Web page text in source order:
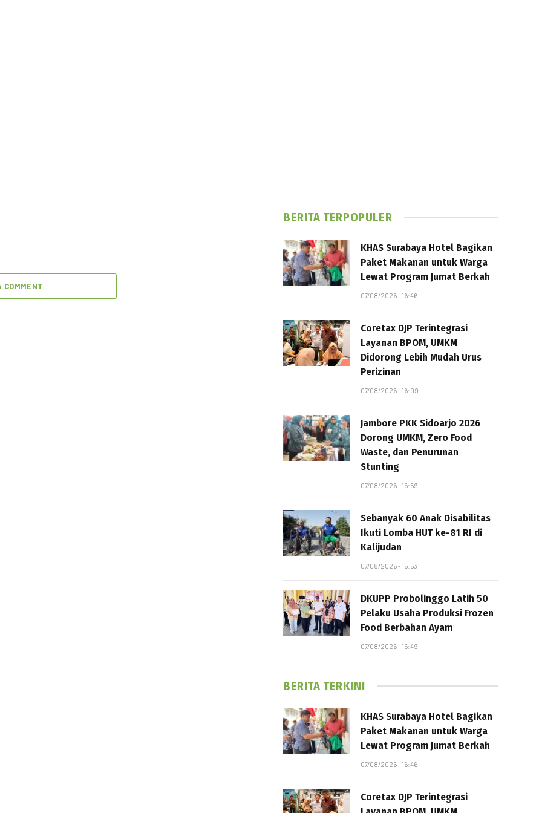
COMMENT
BERITA TERPOPULER
KHAS Surabaya Hotel Bagikan
Paket Makanan untuk Warga
Lewat Program Jumat Berkah
07/08/2026 - 16:46
Coretax DJP Terintegrasi
Layanan BPOM, UMKM
Didorong Lebih Mudah Urus
Perizinan
07/08/2026 - 16:09
Jambore PKK Sidoarjo 2026
Dorong UMKM, Zero Food
Waste, dan Penurunan
Stunting
07/08/2026 - 15:59
Sebanyak 60 Anak Disabilitas
Ikuti Lomba HUT ke-81 RI di
Kalijudan
07/08/2026 - 15:53
DKUPP Probolinggo Latih 50
Pelaku Usaha Produksi Frozen
Food Berbahan Ayam
07/08/2026 - 15:49
BERITA TERKINI
KHAS Surabaya Hotel Bagikan
Paket Makanan untuk Warga
Lewat Program Jumat Berkah
07/08/2026 - 16:46
Coretax DJP Terintegrasi